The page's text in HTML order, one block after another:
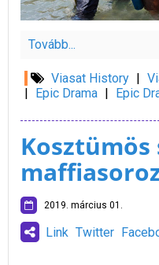
Tovább...
Viasat History
Epic Drama Epic
Kosztümös
2019. március 01.
Link Twitter